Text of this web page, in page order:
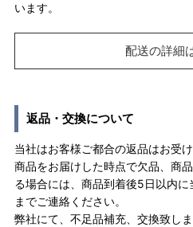
います。
配送の詳細
返品・交換について
当社はお客様ご都合の返品はお受け
商品をお届けした時点で欠品、商
る場合には、商品到着後5日以内
までご連絡ください。
弊社にて、不足品補充、交換致しま